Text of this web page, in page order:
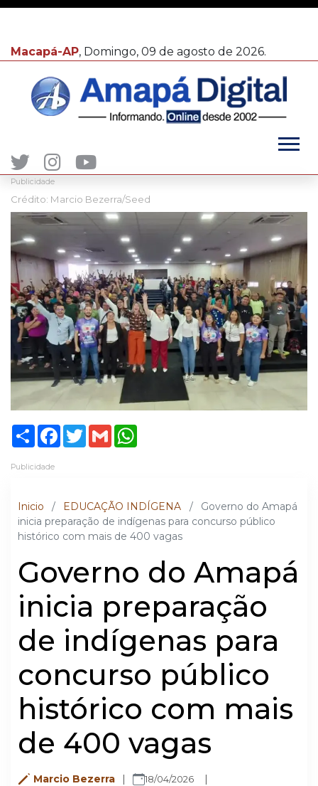
Macapá-AP, Domingo, 09 de agosto de 2026.
Publicidade
Crédito: Marcio Bezerra/Seed
ShareFacebook
TwitterGmail
Publicidade
Inicio / EDUCAÇÃO INDÍGENA /
Governo do Amapá
inicia preparação de indígenas para concurso público
histórico com mais de 400 vagas
Governo do Amapá
inicia preparação
de indígenas para
concurso público
histórico com mais
de 400 vagas
Marcio Bezerra 18/04/2026